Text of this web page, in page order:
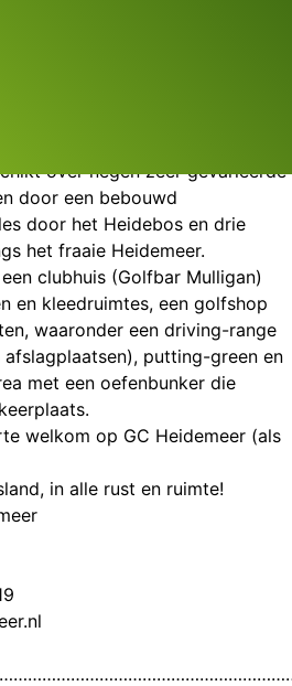
je heerlijk kunt golfen in hartje
GC Heidemeer!
het recreatiegebied ‘de Heide’,
Heerenveen, nabij de A32.
over negen zeer gevarieerde
door een bebouwd
door het Heidebos en drie
het fraaie Heidemeer.
clubhuis (Golfbar Mulligan)
en kleedruimtes, een golfshop
waaronder een driving-range
putting-green en
met een oefenbunker die
welkom op GC Heidemeer (als
in alle rust en ruimte!